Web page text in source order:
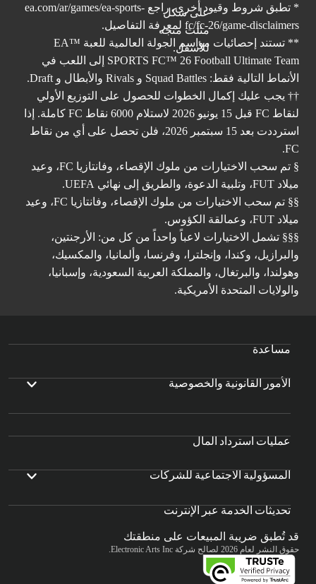
* تطبق شروط وقيود أخرى. راجع ea.com/ar/games/ea-sports-
fc/fc-26/game-disclaimers لمعرفة التفاصيل.
** تستند إحصائيات مواسم الجولة العالمية للعبة ™EA
SPORTS FC™ 26 Football Ultimate Team إلى اللعب في
الأنماط التالية فقط: Squad Battles و Rivals والأبطال و Draft.
†† يجب عليك إكمال الخطوات للحصول على التوزيع الأولي
لنقاط FC قبل 15 يونيو 2026 لاستلام 6000 نقاط FC كاملة. إذا
استرددت بعد 15 سبتمبر 2026، فلن تحصل على أي من نقاط
FC.
§ تم سحب الاختيارات من ملوك الإقصاء، وفانتازيا FC، وعيد
ميلاد FUT، وتلبية الدعوة، والطريق إلى نهائي UEFA.
§§ تم سحب الاختيارات من ملوك الإقصاء، وفانتازيا FC، وعيد
ميلاد FUT، وعمالقة الكؤوس.
§§§ تشمل الاختيارات لاعباً واحداً من كل من: الأرجنتين،
والبرازيل، وكندا، وإنجلترا، وفرنسا، وألمانيا، والمكسيك،
وهولندا، والبرتغال، والمملكة العربية السعودية، وإسبانيا،
والولايات المتحدة الأمريكية.
مساعدة
الأمور القانونية والخصوصية
عمليات استرداد المال
المسؤولية الاجتماعية للشركات
تحديثات الخدمة عبر الإنترنت
قد تُطبق ضريبة المبيعات على منطقتك
حقوق النشر لعام 2026 لصالح شركة Electronic Arts Inc.